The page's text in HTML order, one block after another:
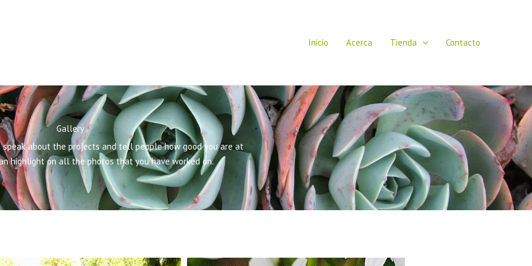
Inicio Acerca Tienda Contacto
Gallery
speak about the projects and tell people how good you are at
highlight on all the photos that you have worked on.